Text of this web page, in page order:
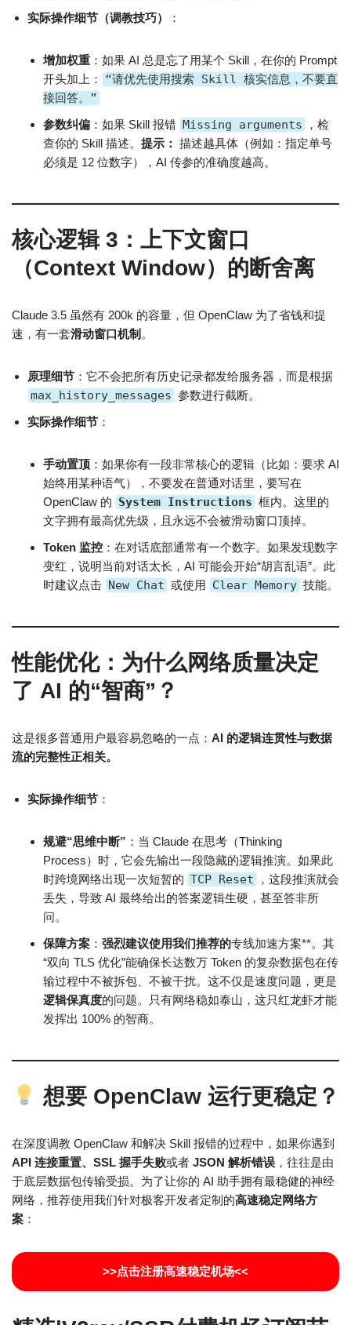
实际操作细节（调教技巧）
：
增加权重 ：如果 AI 总是忘了用某个 Skill，在你的 Prompt
开头加上：
“请优先使用搜索 Skill 核实信息，不要直
接回答。”
参数纠偏 ：如果 Skill 报错 Missing arguments
，检
查你的 Skill 描述。 提示： 描述越具体（例如：指定单号
必须是 12 位数字），AI 传参的准确度越高。
核心逻辑 3：上下文窗口
（Context Window）的断舍离
Claude 3.5 虽然有 200k 的容量，但 OpenClaw 为了省钱和提
速，有一套滑动窗口机制 。
原理细节 ：它不会把所有历史记录都发给服务器，而是根据
max_history_messages 参数进行截断。
实际操作细节 ：
手动置顶 ：如果你有一段非常核心的逻辑（比如：要求 AI
始终用某种语气），不要发在普通对话里，要写在
OpenClaw 的 System Instructions 框内。这里的
文字拥有最高优先级，且永远不会被滑动窗口顶掉。
Token 监控 ：在对话底部通常有一个数字。如果发现数字
变红，说明当前对话太长，AI 可能会开始“胡言乱语”。此
时建议点击 New Chat 或使用 Clear Memory 技能。
性能优化：为什么网络质量决定
了 AI 的“智商”？
这是很多普通用户最容易忽略的一点： AI 的逻辑连贯性与数据
流的完整性正相关。
实际操作细节 ：
规避“思维中断” ：当 Claude 在思考（Thinking
Process）时，它会先输出一段隐藏的逻辑推演。如果此
时跨境网络出现一次短暂的 TCP Reset
，这段推演就会
丢失，导致 AI 最终给出的答案逻辑生硬，甚至答非所
问。
保障方案 ： 强烈建议使用我们推荐的专线加速方案**。其
“双向 TLS 优化”能确保长达数万 Token 的复杂数据包在传
输过程中不被拆包、不被干扰。这不仅是速度问题，更是
逻辑保真度的问题。只有网络稳如泰山，这只红龙虾才能
发挥出 100% 的智商。
想要 OpenClaw 运行更稳定？
在深度调教 OpenClaw 和解决 Skill 报错的过程中，如果你遇到
API 连接重置、SSL 握手失败或者 JSON 解析错误 ，往往是由
于底层数据包传输受损。为了让你的 AI 助手拥有最稳健的神经
网络，推荐使用我们针对极客开发者定制的高速稳定网络方
案 ：
>>点击注册高速稳定机场<<